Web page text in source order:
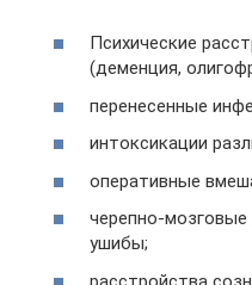
Психические
(деменция,
перенесенные
интоксикации
оперативные
черепно-
ушибы;